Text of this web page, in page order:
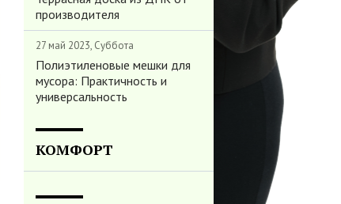
производителя
27 май 2023, Суббота
Полиэтиленовые мешки для
мусора: Практичность и
универсальность
КОМФОРТ